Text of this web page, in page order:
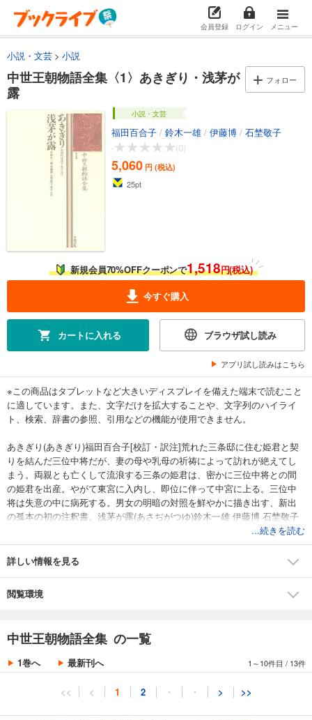
会員登録 ログイン メニュー
小説・文芸 小説
中世王朝物語全集〈1〉あきぎり・浅茅が
露
フォロー
小説・文芸
福田百合子 / 鈴木一雄 / 伊藤博 / 石埜敬子
-
(0)
5,060 円 (税込)
25pt
新規会員70%OFFクーポンで1,518円(税込)
今すぐ購入
カートに入れる ブラウザ試し読み
アプリ試し読みはこちら
※この商品はタブレットなど大きいディスプレイを備えた端末で読むこと
に適しています。また、文字だけを拡大することや、文字列のハイライ
ト、検索、辞書の参照、引用などの機能が使用できません。
あきぎり(あきぎり)福田百合子[校訂・訳注]荒れた三条邸に住む姫君と契
りを結んだ三位中将だが、妻の母や乳母の祈祷によって訪れが絶えてし
まう。両親とも亡くして流浪する三条の姫君は、密かに三位中将との間
の姫君を出産。やがて東宮に入内し、即位に伴って中宮に上る。三位中
将は失意の中に病死する。男女の明暗の対照を鮮やかに描き出す、新出
の孤本の初の注釈書。浅茅が露(あさぢがつゆ)鈴木一雄 伊藤博 石埜敬子
[校訂・訳注]日月の光にも譬えられる二位中将と三位中将。色好みの二位
中将は、帝の姫君に失恋し、失意の中、面ざしの通う姫君と方違え先で
契る。その姫君は義父の邪恋から逃れて身を隠し、密かに二位中将の男
の形見の男子を見出だし、しかも蘇生した姫君とも出会う。多様な人間
模様を謎解きふうの構想に織り込めた魅惑的な物語。
...続きを読む
詳しい情報を見る
閲覧環境
中世王朝物語全集 の一覧
1巻へ 最新刊へ 1～10件目 / 13件
<< < 1 2 ・ ・ > >>